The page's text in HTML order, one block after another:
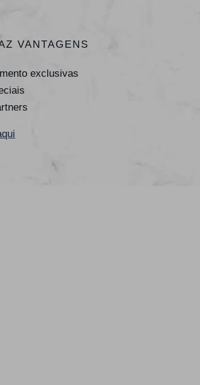
VANTAGENS
exclusivas